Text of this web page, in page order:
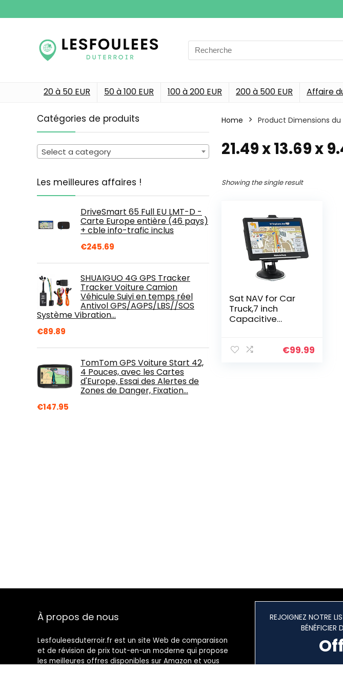
Search
for:
20 à 50 EUR 50 à 100 EUR 100 à 200 EUR 200 à 500 EUR Affaire
Catégories de produits
Select a category
Les meilleures affaires !
DriveSmart 65 Full EU LMT-D -
Carte Europe entière (46 pays)
+ cble info-trafic inclus
€245.69
SHUAIGUO 4G GPS Tracker
Tracker Voiture Camion
Véhicule Suivi en temps réel
Antivol GPS/AGPS/LBS//SOS
Système Vibration…
€89.89
TomTom GPS Voiture Start 42,
4 Pouces, avec les Cartes
d'Europe, Essai des Alertes de
Zones de Danger, Fixation…
€147.95
Home Product Dimensions du
‎21.49 x 13.69 x
Showing the single result
Sat NAV for Car
Truck,7 inch
Capacitive
2020 Maps with
€99.99
À propos de nous
Lesfouleesduterroir.fr est un site Web de comparaison
et de révision de prix tout-en-un moderne qui propose
les meilleures offres disponibles sur Amazon et vous
REJOIGNEZ NOTRE
BÉNÉFICIER